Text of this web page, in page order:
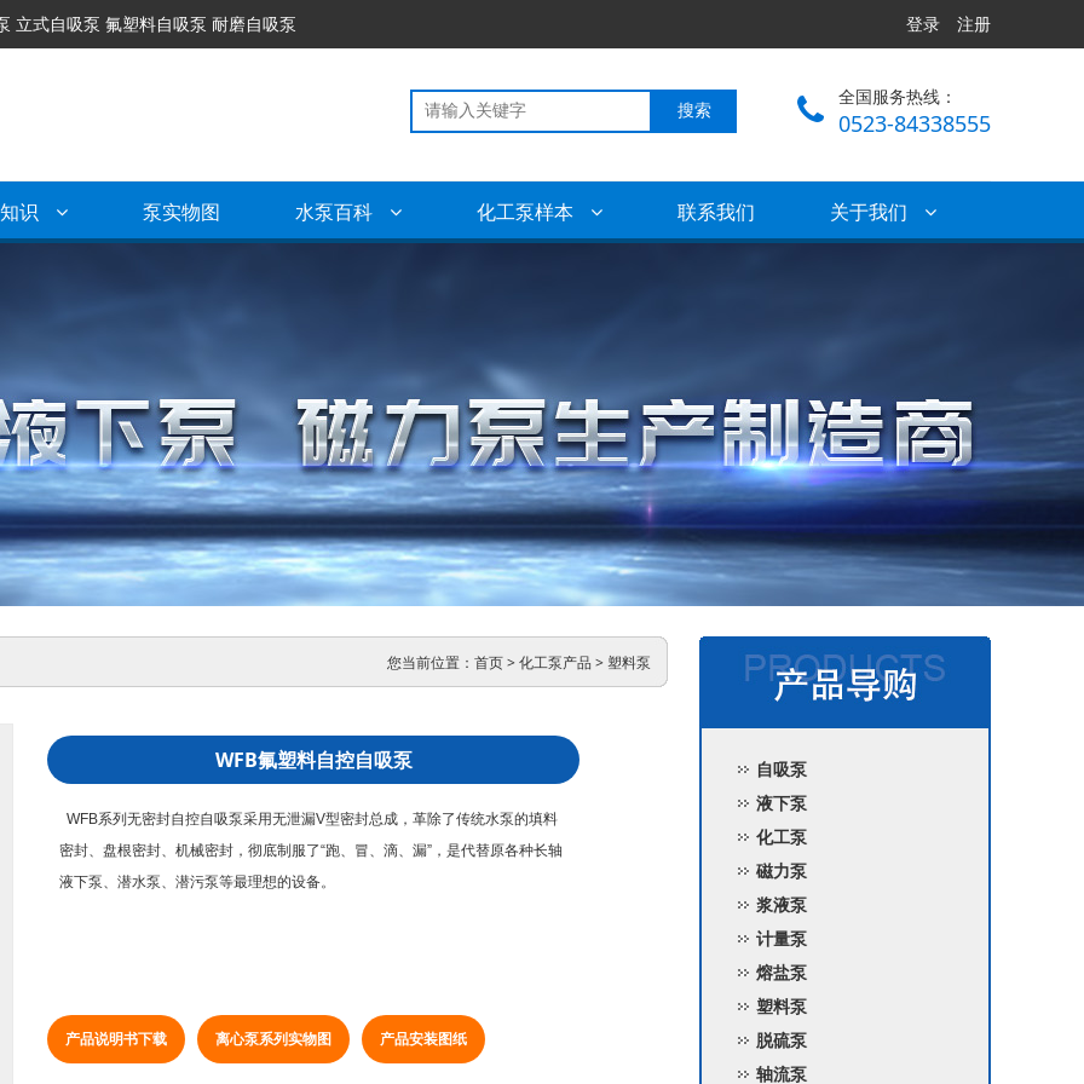
立式自吸泵 氟塑料自吸泵 耐磨自吸泵 登录 注册
全国服务热线：
0523-84338555
搜索
识 泵实物图 水泵百科 化工泵样本 联系我们 关于我们
您当前位置： 首页>化工泵产品 >塑料泵
WFB氟塑料自控自吸泵
WFB系列 无密封自控自吸泵采用无泄漏V型密封总成，革除了传统水泵的填料
密封、盘根密封、机械密封，彻底制服了“跑、冒、滴、漏”，是代替原各种长轴
液下泵、 潜水泵、 潜污泵等最理想的设备。
产品说明书下载 离心泵系列实物图 产品安装图纸
自吸泵
液下泵
化工泵
磁力泵
浆液泵
计量泵
熔盐泵
塑料泵
脱硫泵
轴流泵